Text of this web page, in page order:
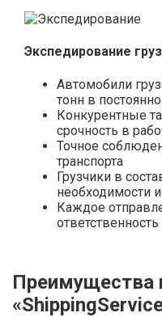
Экспедирование
Автомобили
тонн в
Конкурентные
срочность в
Точное
транспорта
Грузчики в
необходимости
Каждое
Преимущества